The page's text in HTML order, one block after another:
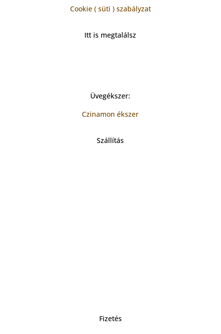
Cookie ( süti ) szabályzat
Itt is megtalálsz
Üvegékszer:
Czinamon ékszer
Szállítás
Fizetés